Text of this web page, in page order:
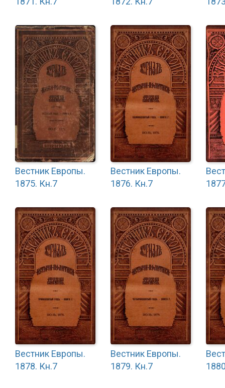
Вестник Европы.
1875. Кн.7
Вестник Европы.
1876. Кн.7
Вестник Европы.
1878. Кн.7
Вестник Европы.
1879. Кн.7